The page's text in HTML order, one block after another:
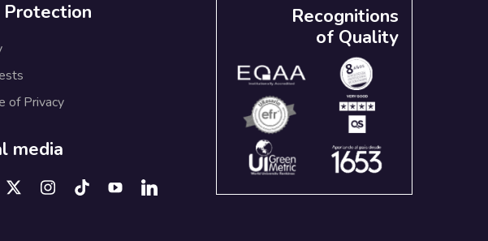
Protection
of Privacy
media
Recognitions
of Quality